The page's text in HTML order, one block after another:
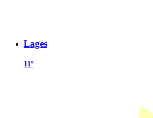
Lages
11º